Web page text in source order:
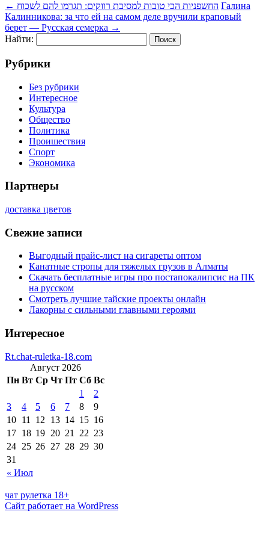
← החשפניות הכי טובות למסיבת רווקים: תגרמו להם לשכוח Галина
Калинникова: за что ей на самом деле вручили краповый
берет — Русская семерка →
Найти:
Рубрики
Без рубрики
Интересное
Культура
Общество
Политика
Проишествия
Спорт
Экономика
Партнеры
доставка цветов
Свежие записи
Выгодный прайс-лист на сигареты оптом
Канатные стропы для тяжелых грузов в Алматы
Скачать бесплатные игры про постапокалипсис на ПК
на русском
Смотреть лучшие тайские проекты онлайн
Лакорны с сильными главными героями
Интересное
Rt.chat-ruletka-18.com
Август 2026
Пн Вт Ср Чт Пт Сб Вс
« Июл
1
2
3
4 5 6 7 8
9
10 11 12 13 14 15 16
17 18 19 20 21 22 23
24 25 26 27 28 29 30
31
чат рулетка 18+
Сайт работает на WordPress